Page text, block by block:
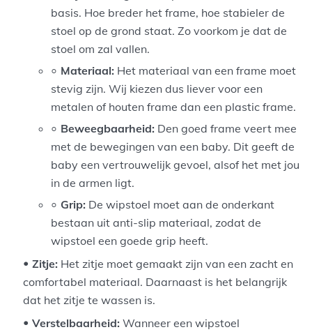
basis. Hoe breder het frame, hoe stabieler de
stoel op de grond staat. Zo voorkom je dat de
stoel om zal vallen.
Materiaal: Het materiaal van een frame moet
stevig zijn. Wij kiezen dus liever voor een
metalen of houten frame dan een plastic frame.
Beweegbaarheid: Den goed frame veert mee
met de bewegingen van een baby. Dit geeft de
baby een vertrouwelijk gevoel, alsof het met jou
in de armen ligt.
Grip: De wipstoel moet aan de onderkant
bestaan uit anti-slip materiaal, zodat de
wipstoel een goede grip heeft.
Zitje: Het zitje moet gemaakt zijn van een zacht en
comfortabel materiaal. Daarnaast is het belangrijk
dat het zitje te wassen is.
Verstelbaarheid: Wanneer een wipstoel